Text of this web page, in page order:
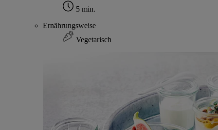
5 min.
Ernährungsweise
Vegetarisch